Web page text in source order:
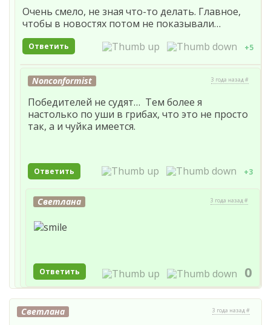
Очень смело, не зная что-то делать. Главное,
чтобы в новостях потом не показывали…
Ответить +5
Nonconformist 3 года назад #
Победителей не судят… Тем более я
настолько по уши в грибах, что это не просто
так, а и чуйка имеется.
Ответить +3
Светлана 3 года назад #
Ответить 0
Светлана 3 года назад #